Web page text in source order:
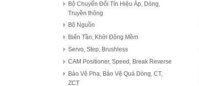
Bộ Chuyển Đổi Tín Hiệu Áp, Dòng,
Truyền thông
Bộ Nguồn
Biến Tần, Khởi Động Mềm
Servo, Step, Brushless
CAM Positioner, Speed, Break Reverse
Bảo Vệ Pha, Bảo Vệ Quá Dòng, CT,
ZCT